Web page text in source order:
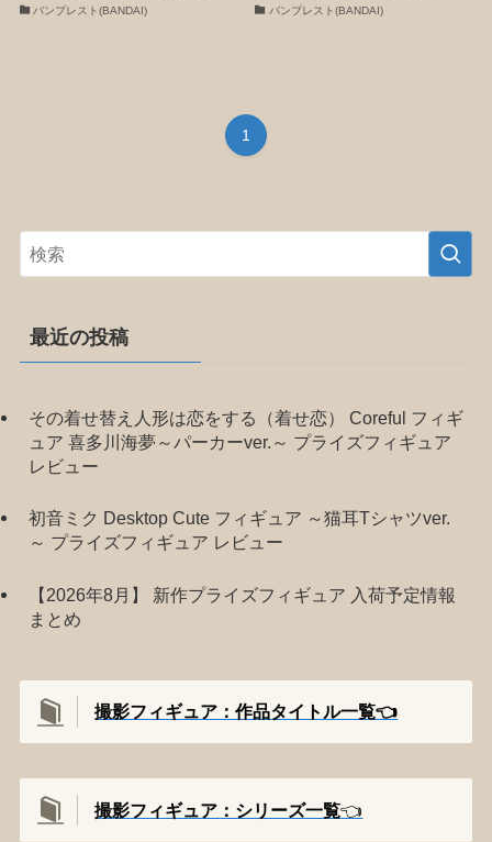
バンプレスト(BANDAI)
バンプレスト(BANDAI)
1
最近の投稿
その着せ替え人形は恋をする（着せ恋） Coreful フィギ
ュア 喜多川海夢～パーカーver.～ プライズフィギュア
レビュー
初音ミク Desktop Cute フィギュア ～猫耳Tシャツver.
～ プライズフィギュア レビュー
【2026年8月】 新作プライズフィギュア 入荷予定情報
まとめ
撮影フィギュア：作品タイトル一覧👈️
撮影フィギュア：シリーズ一覧👈️